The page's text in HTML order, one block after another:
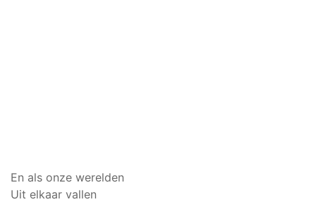
En als onze werelden
Uit elkaar vallen